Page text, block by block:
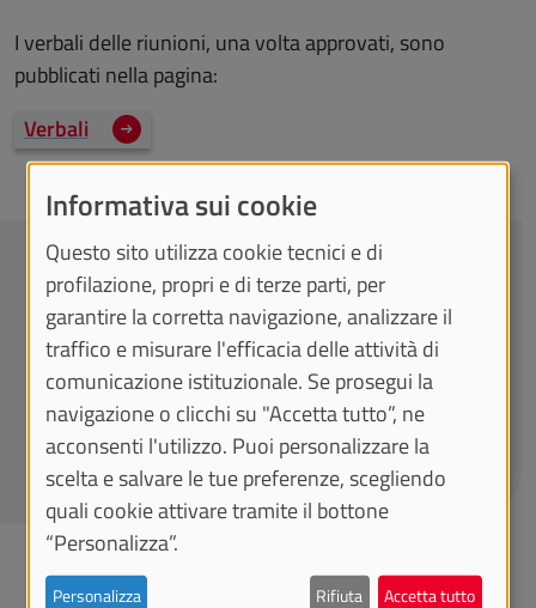
I verbali delle riunioni, una volta approvati, sono
pubblicati nella pagina:
Verbali
CONTATTACI
Staff di supporto:
Stefania Borgna
Agnese Scammacca del Murgo
Giulia Scamaldo
presidio-qualita@unito.it
DOCUMENTI
Informativa sui cookie
Questo sito utilizza cookie tecnici e di
profilazione, propri e di terze parti, per
garantire la corretta navigazione, analizzare il
traffico e misurare l'efficacia delle attività di
comunicazione istituzionale. Se prosegui la
navigazione o clicchi su "Accetta tutto”, ne
acconsenti l'utilizzo. Puoi personalizzare la
scelta e salvare le tue preferenze, scegliendo
quali cookie attivare tramite il bottone
“Personalizza”.
Personalizza Rifiuta Accetta tutto